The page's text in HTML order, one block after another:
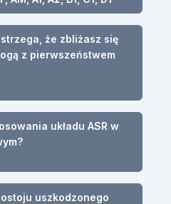
że zbliżasz się
z pierwszeństwem
układu ASR w
uszkodzonego